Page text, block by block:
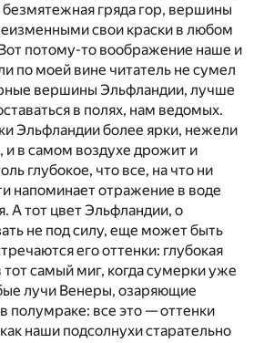
безмятежная гряда гор, вершины
свои краски в любом
потому-то воображение наше и
по моей вине читатель не сумел
вершины Эльфландии, лучше
в полях, нам ведомых.
Эльфландии более ярки, нежели
и в самом воздухе дрожит и
глубокое, что все, на что ни
напоминает отражение в воде
А тот цвет Эльфландии, о
не под силу, еще может быть
его оттенки: глубокая
тот самый миг, когда сумерки уже
лучи Венеры, озаряющие
полумраке: все это — оттенки
наши подсолнухи старательно